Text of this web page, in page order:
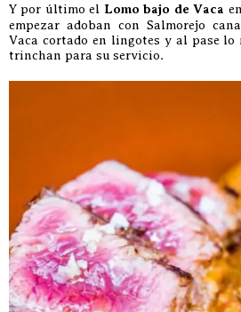
Y por último el Lomo bajo de Vaca
empezar adoban con Salmorejo
Vaca cortado en lingotes y al pase
trinchan para su servicio.